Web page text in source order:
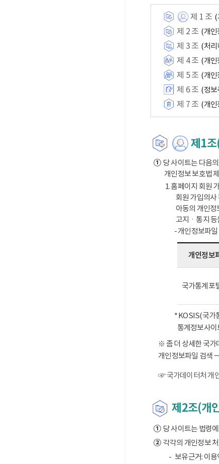
제 1 조 (
제 2 조 (개인
제 3 조 (처리
제 4 조 (개인
제 5 조 (개인
제 6 조 (정보
제 7 조 (개인
제1조
①당 사이트는 다음
개인정보 보호법
1. 홈페이지 회원
회원 가입의
아동의 개인
고지ㆍ통지
- 개인정보파
개인정보
국가통계포
* KOSIS(국가
통계정보사이
※ 좀 더 상세한 국가
개인정보파일 검색
☞ 국가데이터처 개
제2조(개
①당 사이트는 법령
②각각의 개인정보
보유근거: 이